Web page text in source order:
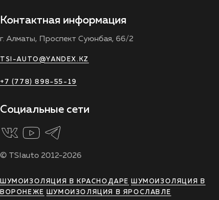
Контактная информация
г. Алматы, Проспект Суюнбая, 66/2
TSI-AUTO@YANDEX.KZ
+7 (778) 898-55-19
Социальные сети
© TSIauto 2012-2026
ШУМОИЗОЛЯЦИЯ В КРАСНОДАРЕ
ШУМОИЗОЛЯЦИЯ В
ВОРОНЕЖЕ
ШУМОИЗОЛЯЦИЯ В ЯРОСЛАВЛЕ